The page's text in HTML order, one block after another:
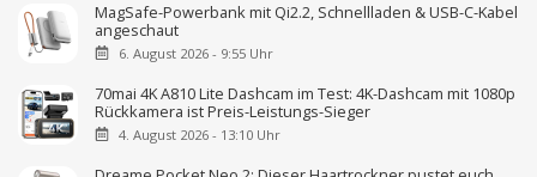
MagSafe-Powerbank mit Qi2.2, Schnellladen & USB-C-Kabel
angeschaut
6. August 2026 - 9:55 Uhr
70mai 4K A810 Lite Dashcam im Test: 4K-Dashcam mit 1080p
Rückkamera ist Preis-Leistungs-Sieger
4. August 2026 - 13:10 Uhr